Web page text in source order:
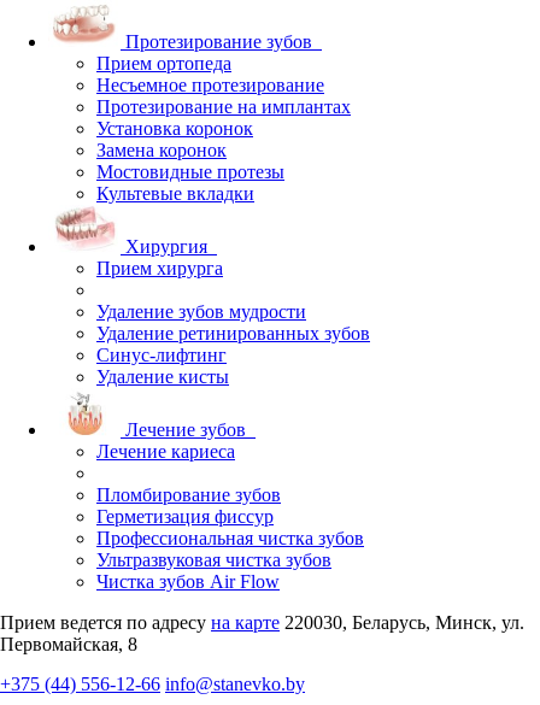
Протезирование зубов
Прием ортопеда
Несъемное протезирование
Протезирование на имплантах
Установка коронок
Замена коронок
Мостовидные протезы
Культевые вкладки
Хирургия
Прием хирурга
Удаление зубов мудрости
Удаление ретинированных зубов
Синус-лифтинг
Удаление кисты
Лечение зубов
Лечение кариеса
Пломбирование зубов
Герметизация фиссур
Профессиональная чистка зубов
Ультразвуковая чистка зубов
Чистка зубов Air Flow
Прием ведется по адресу на карте 220030, Беларусь, Минск, ул.
Первомайская, 8
+375 (44) 556-12-66 info@stanevko.by